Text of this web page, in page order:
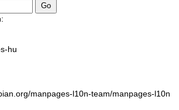
hu
manpages-l10n-team/manpages-l10n